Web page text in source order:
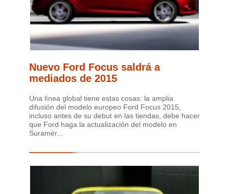
Nuevo Ford Focus saldrá a
mediados de 2015
Una línea global tiene estas cosas: la amplia
difusión del modelo europeo Ford Focus 2015,
incluso antes de su debut en las tiendas, debe hacer
que Ford haga la actualización del modelo en
Suramér...